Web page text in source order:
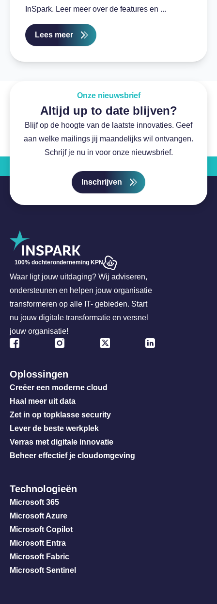
InSpark. Leer meer over de features en ...
Lees meer
Onze nieuwsbrief
Altijd up to date blijven?
Blijf op de hoogte van de laatste innovaties. Geef
aan welke mailings jij maandelijks wil ontvangen.
Schrijf je nu in voor onze nieuwsbrief.
Inschrijven
100% dochteronderneming KPN
Waar ligt jouw uitdaging? Wij adviseren,
ondersteunen en helpen jouw organisatie
transformeren op alle IT- gebieden. Start
nu jouw digitale transformatie en versnel
jouw organisatie!
Oplossingen
Creëer een moderne cloud
Haal meer uit data
Zet in op topklasse security
Lever de beste werkplek
Verras met digitale innovatie
Beheer effectief je cloudomgeving
Technologieën
Microsoft 365
Microsoft Azure
Microsoft Copilot
Microsoft Entra
Microsoft Fabric
Microsoft Sentinel